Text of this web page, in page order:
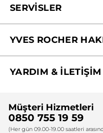
SERVİSLER
YVES ROCHER
Yves Rocher Vakfı
YARDIM & İLETİŞİM
Bize Ulaşın
Firma Bilgileri
Müşteri Hizmetleri
0850 755 19 59
(Her gün 09.00-19.00 saatleri